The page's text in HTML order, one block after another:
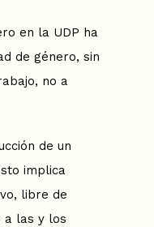
en la UDP ha
de género, sin
no a
de un
implica
libre de
a las y los